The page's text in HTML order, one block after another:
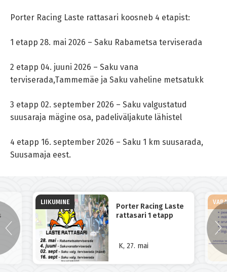
Porter Racing Laste rattasari koosneb 4 etapist:
1 etapp 28. mai 2026 – Saku Rabametsa terviserada
2 etapp 04. juuni 2026 – Saku vana
terviserada,Tammemäe ja Saku vaheline metsatukk
3 etapp 02. september 2026 – Saku valgustatud
suusaraja mägine osa, padeliväljakute lähistel
4 etapp 16. september 2026 – Saku 1 km suusarada,
Suusamaja eest.
LIIKUMINE
Porter Racing Laste
rattasari 1 etapp
K, 27. mai